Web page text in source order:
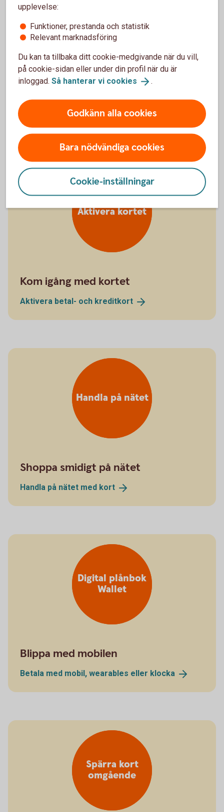
Vad vill du göra?
Har du fått hem ett nytt kort? Kontrollera då direkt att
uppgifter på kortet stämmer. Läs mer om hur du kommer i
gång och vad du kan göra i olika situationer.
Aktivera kortet
Kom igång med kortet
Aktivera betal- och kreditkort
Handla på nätet
Shoppa smidigt på nätet
Handla på nätet med kort
Digital plånbok
Wallet
Blippa med mobilen
Betala med mobil, wearables eller klocka
Spärra kort
omgående
upplevelse:
Funktioner, prestanda och statistik
Relevant marknadsföring
Du kan ta tillbaka ditt cookie-medgivande när du vill,
på cookie-sidan eller under din profil när du är
inloggad. Så hanterar vi cookies .
Godkänn alla cookies
Bara nödvändiga cookies
Cookie-inställningar